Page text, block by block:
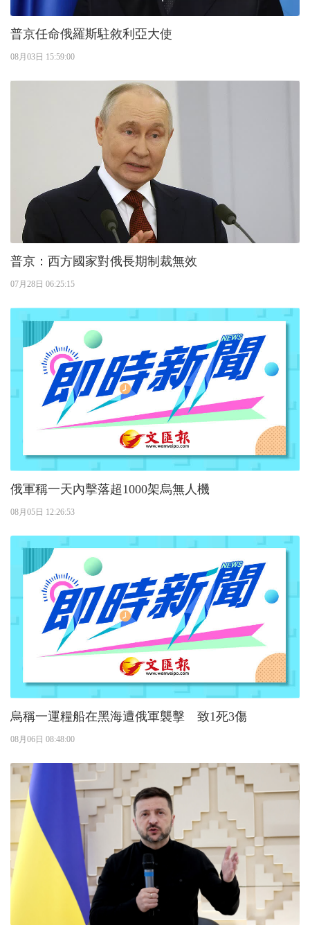
普京任命俄羅斯駐敘利亞大使
08月03日 15:59:00
普京：西方國家對俄長期制裁無效
07月28日 06:25:15
俄軍稱一天內擊落超1000架烏無人機
08月05日 12:26:53
烏稱一運糧船在黑海遭俄軍襲擊 致1死3傷
08月06日 08:48:00